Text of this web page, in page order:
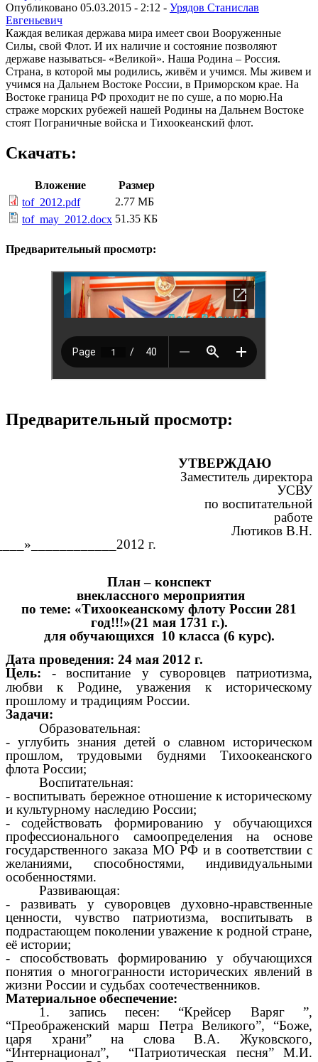
Опубликовано 05.03.2015 - 2:12 - Урядов Станислав
Евгеньевич
Каждая великая держава мира имеет свои Вооруженные
Силы, свой Флот. И их наличие и состояние позволяют
державе называться- «Великой». Наша Родина – Россия.
Страна, в которой мы родились, живём и учимся. Мы живем и
учимся на Дальнем Востоке России, в Приморском крае. На
Востоке граница РФ проходит не по суше, а по морю.На
страже морских рубежей нашей Родины на Дальнем Востоке
стоят Пограничные войска и Тихоокеанский флот.
Скачать:
Вложение
Размер
tof_2012.pdf
2.77 МБ
tof_may_2012.docx 51.35 КБ
Предварительный просмотр:
Предварительный просмотр:
УТВЕРЖДАЮ
Заместитель директора
УСВУ
по воспитательной
работе
Лютиков В.Н.
г.
План – конспект
внеклассного мероприятия
по теме: «Тихоокеанскому флоту России 281
год!!!»(21 мая 1731 г.).
для обучающихся 10 класса (6 курс).
Дата проведения: 24 мая 2012 г.
Цель:-
воспитание у суворовцев патриотизма,
любви к Родине, уважения к историческому
прошлому и традициям России.
Задачи:
Образовательная:
- углубить знания детей о славном историческом
прошлом, трудовыми буднями Тихоокеанского
флота России;
Воспитательная:
- воспитывать бережное отношение к историческому
и культурному наследию России;
- содействовать формированию у обучающихся
профессионального самоопределения на основе
государственного заказа МО РФ и в соответствии с
желаниями, способностями, индивидуальными
особенностями.
Развивающая:
- развивать у суворовцев духовно-нравственные
ценности, чувство патриотизма, воспитывать в
подрастающем поколении уважение к родной стране,
её истории;
- способствовать формированию у обучающихся
понятия о многогранности исторических явлений в
жизни России и судьбах соотечественников.
Материальное обеспечение:
1. запись песен: “Крейсер Варяг ”,
“Преображенский марш Петра Великого”, “Боже,
царя храни” на слова В.А. Жуковского,
“Интернационал”, “Патриотическая песня” М.И.